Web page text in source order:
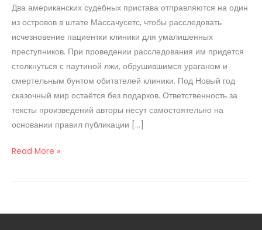
Два американских судебных пристава отправляются на один
из островов в штате Массачусетс, чтобы расследовать
исчезновение пациентки клиники для умалишенных
преступников. При проведении расследования им придется
столкнуться с паутиной лжи, обрушившимся ураганом и
смертельным бунтом обитателей клиники. Под Новый год
сказочный мир остаётся без подарков. Ответственность за
тексты произведений авторы несут самостоятельно на
основании правил публикации […]
Thirteen
061996
Sixty
Read More »